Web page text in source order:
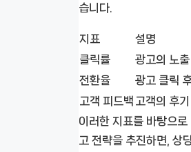
습니다.
지표
설명
클릭률
광고의 노
전환율
광고 클릭
고객 피드백 고객의 후
이러한 지표를 바탕으
고 전략을 추진하면, 상